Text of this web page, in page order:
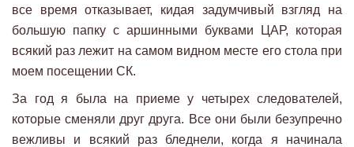
все время отказывает, кидая задумчивый взгляд на
большую папку с аршинными буквами ЦАР, которая
всякий раз лежит на самом видном месте его стола при
моем посещении СК.
За год я была на приеме у четырех следователей,
которые сменяли друг друга. Все они были безупречно
вежливы и всякий раз бледнели, когда я начинала